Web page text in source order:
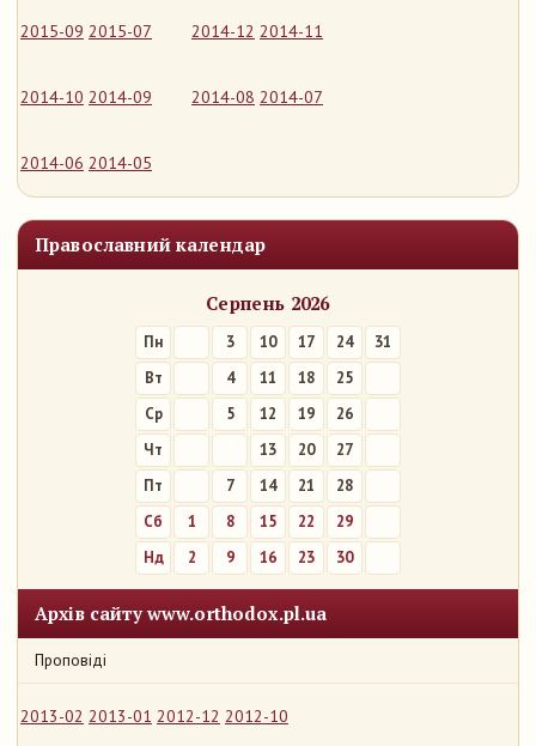
2015-09 2015-07 2014-12 2014-11
2014-10 2014-09 2014-08 2014-07
2014-06 2014-05
Православний календар
Серпень 2026
Пн 3 10 17 24
31
Вт
4 11 18
25
Ср
5 12 19
26
Чт
13 20
27
Пт
7 14 21
28
Сб
1 8 15 22
29
Нд
2 9 16 23 30
Архів сайту www.orthodox.pl.ua
Проповіді
2013-02 2013-01 2012-12 2012-10